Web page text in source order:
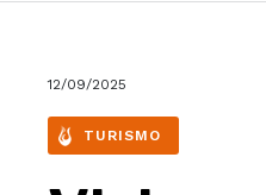
12/09/2025
TURISMO